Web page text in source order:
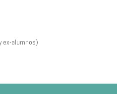
ex-alumnos)